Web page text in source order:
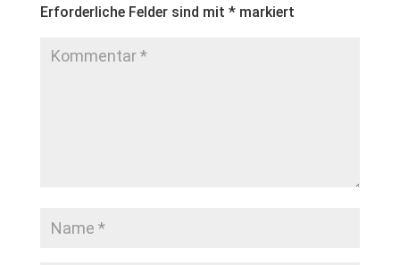
Erforderliche Felder sind mit *markiert